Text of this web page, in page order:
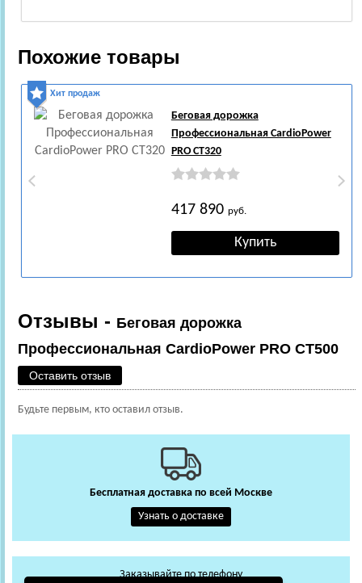
Похожие товары
Хит продаж
Беговая дорожка
Профессиональная CardioPower
PRO CT320
417 890 руб.
Отзывы - Беговая дорожка
Профессиональная CardioPower PRO CT500
Оставить отзыв
Будьте первым, кто оставил отзыв.
Бесплатная доставка по всей Москве
Узнать о доставке
Заказывайте по телефону